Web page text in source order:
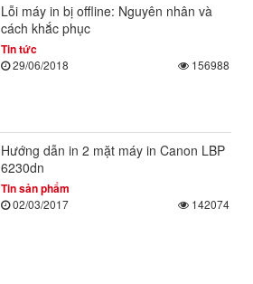
Lỗi máy in bị offline: Nguyên nhân và
cách khắc phục
Tin tức
29/06/2018 156988
Hướng dẫn in 2 mặt máy in Canon LBP
6230dn
Tin sản phẩm
02/03/2017 142074